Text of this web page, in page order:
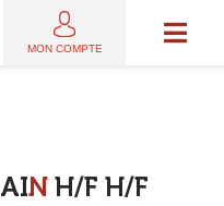
MON COMPTE
AIN H/F H/F